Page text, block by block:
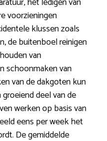
voorzieningen
klussen zoals
de buitenboel reinigen
van
schoonmaken van
van de dakgoten kun
deel van de
werken op basis van
eens per week het
De gemiddelde